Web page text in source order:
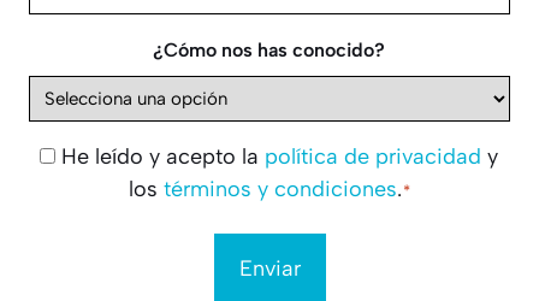
¿Cómo nos has conocido?
Consentimiento
*
He leído y acepto la política de privacidad y
los términos y condiciones. *